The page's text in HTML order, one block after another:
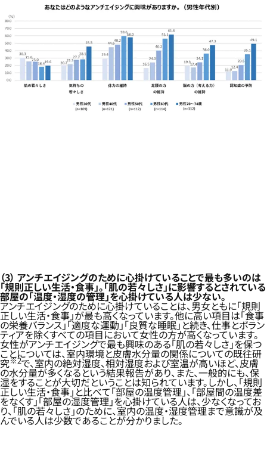
（3） アンチエイジングのために心掛けていることで最も多いのは
「規則正しい生活・食事」。「肌の若々しさ」に影響するとされている
部屋の「温度・湿度の管理」を心掛けている人は少ない。
アンチエイジングのために心掛けていることは、男女ともに「規則
正しい生活・食事」が最も高くなっています。他に高い項目は「食事
の栄養バランス」「適度な運動」「良質な睡眠」と続き、仕事とボラン
ティアを除くすべての項目において女性の方が高くなっています。
女性がアンチエイジングで最も興味のある「肌の若々しさ」を保つ
ことについては、室内環境と皮膚水分量の関係についての既往研
究※2で、室内の絶対湿度、相対湿度および室温が高いほど、皮膚
の水分量が多くなるという結果報告があり、また、一般的にも、保
湿をすることが大切だということは知られています。しかし、「規則
正しい生活・食事」と比べて「部屋の温度管理」、「部屋間の温度差
をなくす」「部屋の湿度管理」を心掛けている人は、少なくなってお
り、「肌の若々しさ」のために、室内の温度・湿度管理まで意識が及
んでいる人は少数であることが分かりました。